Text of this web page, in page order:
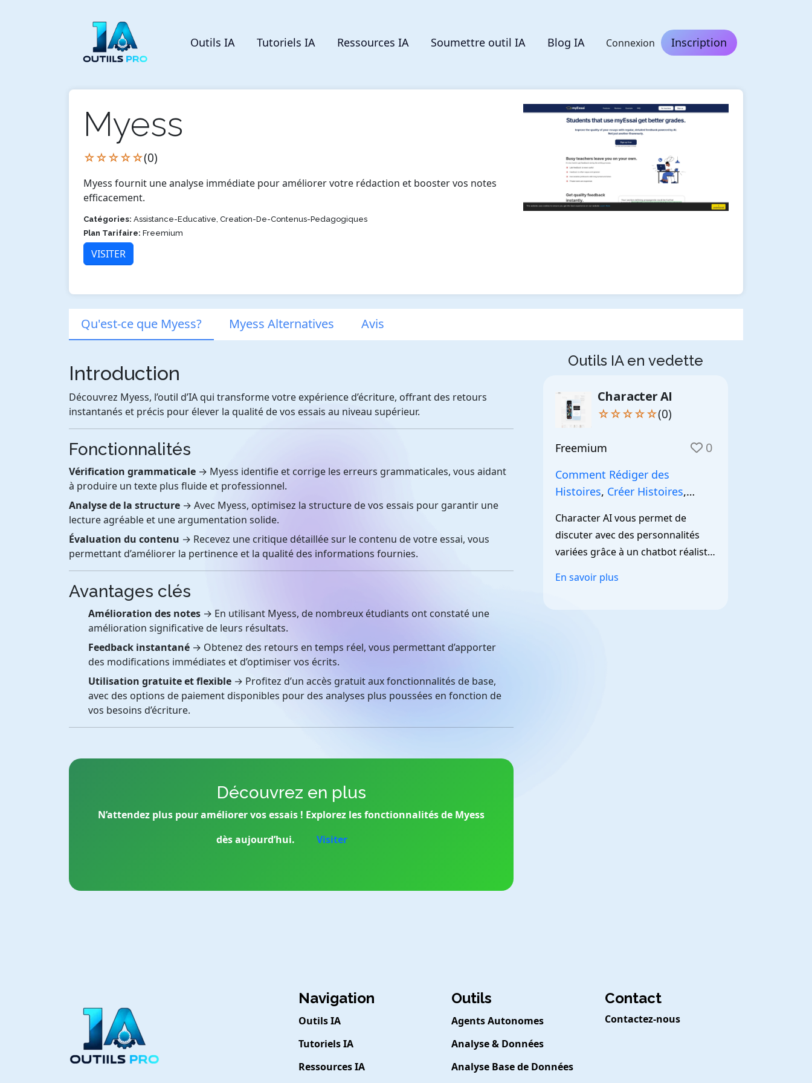
Outils IA Tutoriels IA Ressources IA Soumettre outil IA Blog IA Connexion Inscription
Myess
☆☆☆☆☆(0)
Myess fournit une analyse immédiate pour améliorer votre rédaction et booster vos notes
efficacement.
Catégories: Assistance-Educative, Creation-De-Contenus-Pedagogiques
Plan Tarifaire: Freemium
VISITER
Qu'est-ce que Myess? Myess Alternatives Avis
Introduction
Découvrez Myess, l’outil d’IA qui transforme votre expérience d’écriture, offrant des retours
instantanés et précis pour élever la qualité de vos essais au niveau supérieur.
Fonctionnalités
Vérification grammaticale → Myess identifie et corrige les erreurs grammaticales, vous aidant
à produire un texte plus fluide et professionnel.
Analyse de la structure → Avec Myess, optimisez la structure de vos essais pour garantir une
lecture agréable et une argumentation solide.
Évaluation du contenu → Recevez une critique détaillée sur le contenu de votre essai, vous
permettant d’améliorer la pertinence et la qualité des informations fournies.
Avantages clés
Amélioration des notes → En utilisant Myess, de nombreux étudiants ont constaté une
amélioration significative de leurs résultats.
Feedback instantané → Obtenez des retours en temps réel, vous permettant d’apporter
des modifications immédiates et d’optimiser vos écrits.
Utilisation gratuite et flexible → Profitez d’un accès gratuit aux fonctionnalités de base,
avec des options de paiement disponibles pour des analyses plus poussées en fonction de
vos besoins d’écriture.
Découvrez en plus
N’attendez plus pour améliorer vos essais ! Explorez les fonctionnalités de Myess
dès aujourd’hui.
Visiter
Outils IA en vedette
Character AI
☆☆☆☆☆(0)
Freemium 0
Comment Rédiger des
Histoires, Créer Histoires,
Character AI vous permet de
discuter avec des personnalités
variées grâce à un chatbot réaliste
En savoir plus
Navigation
Outils IA
Tutoriels IA
Ressources IA
Outils
Agents Autonomes
Analyse & Données
Analyse Base de Données
Contact
Contactez-nous